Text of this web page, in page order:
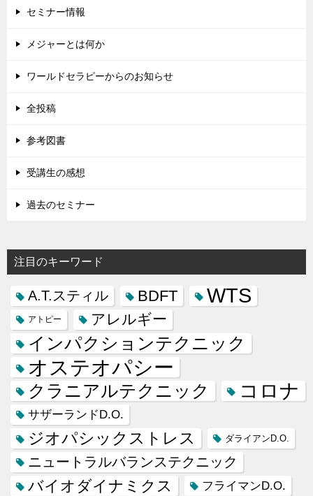
セミナー情報
メジャーとは何か
ワールドセラピーからのお知らせ
全投稿
参考図書
受講生の感想
過去のセミナー
注目のキーワード
A.T.スティル BDFT WTS
アトピー アレルギー
インパクションテクニック
オステオパシー
クラニアルテクニック コロナ
サザーランドD.O.
ジオパシックストレス ダライアンD.O.
ニュートラルバランステクニック
バイオダイナミクス フライマンD.O.